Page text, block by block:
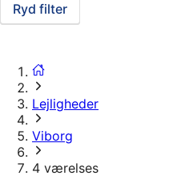
Ryd filter
Lejligheder
Viborg
4 værelses